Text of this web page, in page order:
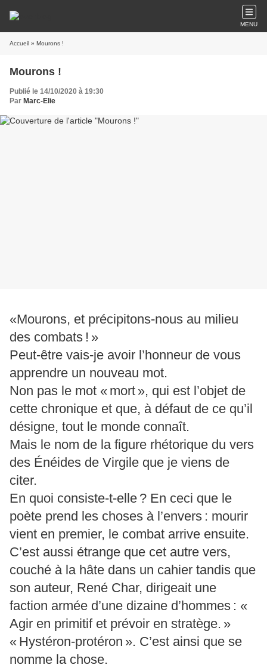
MENU
Accueil » Mourons !
Mourons !
Publié le 14/10/2020 à 19:30
Par Marc-Elie
«Mourons, et précipitons-nous au milieu
des combats ! »
Peut-être vais-je avoir l’honneur de vous
apprendre un nouveau mot.
Non pas le mot « mort », qui est l’objet de
cette chronique et que, à défaut de ce qu’il
désigne, tout le monde connaît.
Mais le nom de la figure rhétorique du vers
des Énéides de Virgile que je viens de
citer.
En quoi consiste-t-elle ? En ceci que le
poète prend les choses à l’envers : mourir
vient en premier, le combat arrive ensuite.
C’est aussi étrange que cet autre vers,
couché à la hâte dans un cahier tandis que
son auteur, René Char, dirigeait une
faction armée d’une dizaine d’hommes : «
Agir en primitif et prévoir en stratège. »
« Hystéron-protéron ». C’est ainsi que se
nomme la chose.